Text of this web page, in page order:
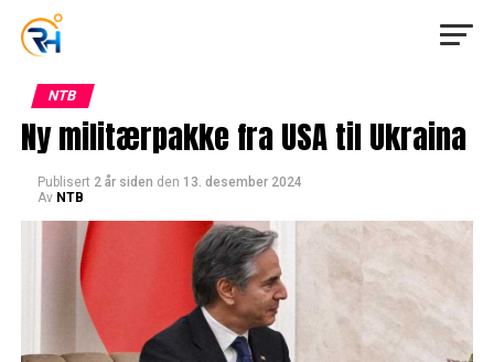
NTB
Ny militærpakke fra USA til Ukraina
Publisert 2 år siden den 13. desember 2024
Av NTB